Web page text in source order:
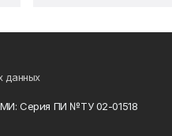
данных
Серия ПИ №ТУ 02-01518